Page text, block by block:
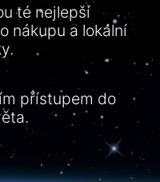
té nejlepší
nákupu a lokální
.
přístupem do
.